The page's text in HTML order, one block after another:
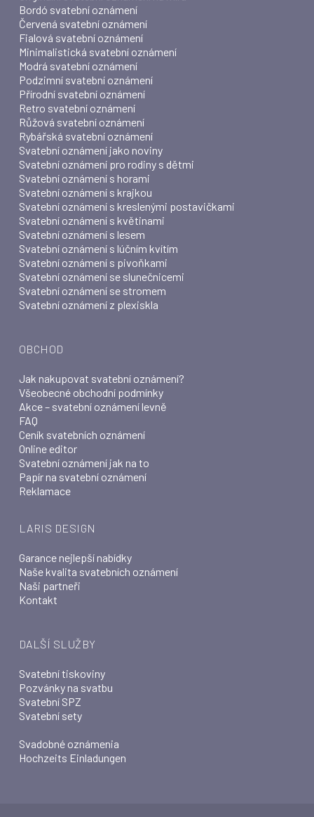
Bordó svatební oznámení
Červená svatební oznámení
Fialová svatební oznámení
Minimalistická svatební oznámení
Modrá svatební oznámení
Podzimní svatební oznámení
Přírodní svatební oznámení
Retro svatební oznámení
Růžová svatební oznámení
Rybářská svatební oznámení
Svatební oznámení jako noviny
Svatební oznámení pro rodiny s dětmi
Svatební oznámení s horami
Svatební oznámení s krajkou
Svatební oznámení s kreslenými postavičkami
Svatební oznámení s květinami
Svatební oznámení s lesem
Svatební oznámení s lúčním kvítím
Svatební oznámení s pivoňkami
Svatební oznámení se slunečnicemi
Svatební oznámení se stromem
Svatební oznámení z plexiskla
OBCHOD
Jak nakupovat svatební oznámení?
Všeobecné obchodní podmínky
Akce – svatební oznámení levně
FAQ
Ceník svatebních oznámení
Online editor
Svatební oznámení jak na to
Papír na svatební oznámení
Reklamace
LARIS DESIGN
Garance nejlepší nabídky
Naše kvalita svatebních oznámení
Naši partneři
Kontakt
DALŠÍ SLUŽBY
Svatební tiskoviny
Pozvánky na svatbu
Svatební SPZ
Svatební sety
Svadobné oznámenia
Hochzeits Einladungen